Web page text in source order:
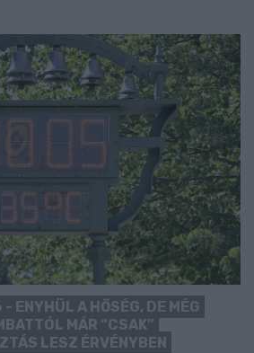
ENYHÜL A HŐSÉG, DE MÉG
MÁR “CSAK”
LESZ ÉRVÉNYBEN